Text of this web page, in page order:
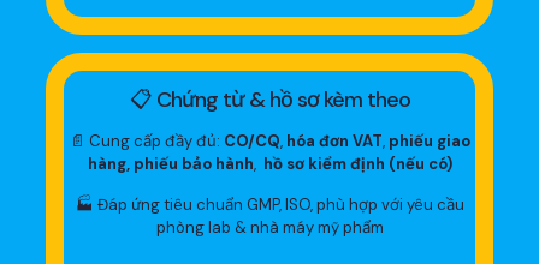
📋 Chứng từ & hồ sơ kèm theo
📄 Cung cấp đầy đủ: CO/CQ, hóa đơn VAT, phiếu giao
hàng, phiếu bảo hành, hồ sơ kiểm định (nếu có)
🏭 Đáp ứng tiêu chuẩn GMP, ISO, phù hợp với yêu cầu
phòng lab & nhà máy mỹ phẩm